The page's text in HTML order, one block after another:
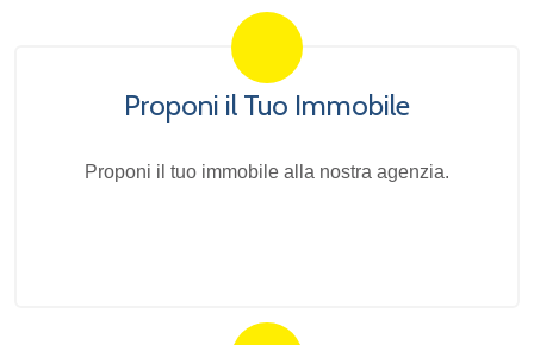
Proponi il Tuo Immobile
Proponi il tuo immobile alla nostra agenzia.